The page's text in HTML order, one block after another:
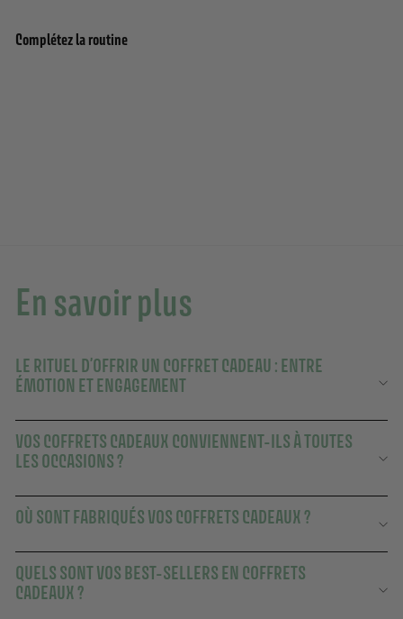
Complétez la routine
En savoir plus
LE RITUEL D’OFFRIR UN COFFRET CADEAU : ENTRE
ÉMOTION ET ENGAGEMENT
VOS COFFRETS CADEAUX CONVIENNENT-ILS À TOUTES
LES OCCASIONS ?
OÙ SONT FABRIQUÉS VOS COFFRETS CADEAUX ?
QUELS SONT VOS BEST-SELLERS EN COFFRETS
CADEAUX ?